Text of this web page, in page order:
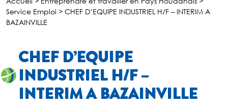
Service Emploi > CHEF D’EQUIPE INDUSTRIEL H/F – INTERIM A
BAZAINVILLE
CHEF D’EQUIPE
INDUSTRIEL H/F –
INTERIM A BAZAINVILLE